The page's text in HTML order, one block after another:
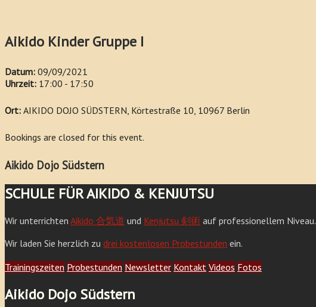
Aikido Kinder Gruppe I
Datum: 09/09/2021
Uhrzeit: 17:00 - 17:50
Ort: AIKIDO DOJO SÜDSTERN, Körtestraße 10, 10967 Berlin
Bookings are closed for this event.
Aikido Dojo Südstern
SCHULE FÜR AIKIDO & KENJUTSU
Wir unterrichten Aikido 合気道 und Kenjutsu 剣術 auf professionellem Niveau.
Wir laden Sie herzlich zu drei kostenlosen Probestunden ein.
Trainingszeiten Probestunden Newsletter Kontakt Videos Fotos
Aikido Dojo Südstern